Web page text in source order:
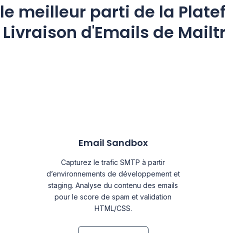
meilleur parti de la
d'Emails de
Email Sandbox
Capturez le trafic SMTP à partir
d’environnements de développement et
staging. Analyse du contenu des emails
pour le score de spam et validation
HTML/CSS.